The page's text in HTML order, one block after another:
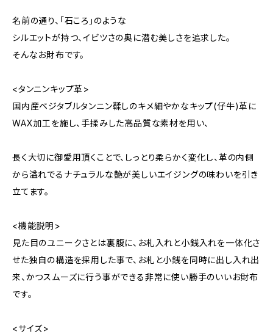
名前の通り、「石ころ」のような
シルエットが持つ、イビツさの奥に潜む美しさを追求した。
そんなお財布です。
<タンニンキップ革>
国内産ベジタブルタンニン鞣しのキメ細やかなキップ(仔牛)革に
WAX加工を施し、手揉みした高品質な素材を用い、
長く大切に御愛用頂くことで、しっとり柔らかく変化し、革の内側
から溢れでるナチュラルな艶が美しいエイジングの味わいを引き
立てます。
<機能説明>
見た目のユニークさとは裏腹に、お札入れと小銭入れを一体化さ
せた独自の構造を採用した事で、お札と小銭を同時に出し入れ出
来、かつスムーズに行う事ができる非常に使い勝手のいいお財布
です。
<サイズ>